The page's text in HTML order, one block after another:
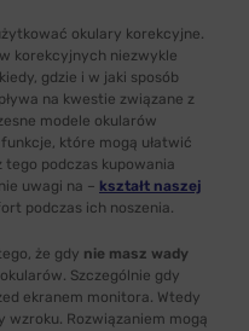
okulary korekcyjne.
korekcyjnych niezwykle
gdzie i w jaki sposób
na kwestie związane z
modele okularów
które mogą ułatwić
tego podczas kupowania
uwagi na – kształt naszej
podczas ich noszenia.
że gdy nie masz wady
Szczególnie gdy
ekranem monitora. Wtedy
wzroku. Rozwiązaniem mogą